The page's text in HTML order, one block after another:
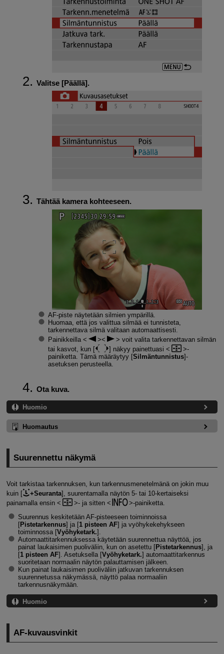
Valitse [Päällä].
Tähtää kamera kohteeseen.
AF-piste näytetään silmien ympärillä.
Huomaa, että jos valittua silmää ei tunnisteta,
tarkennettava silmä valitaan automaattisesti.
Painikkeilla
voit valita tarkennettavan silmän
tai kasvot, kun [
] näkyy painettuasi
-
painiketta. Tämä määräytyy [Silmäntunnistus]-
asetuksen perusteella.
Ota kuva.
Huomio
Huomautus
Suurennettu näkymä
Voit tarkistaa tarkennuksen, kun tarkennusmenetelmänä on jokin muu
kuin [
+Seuranta], suurentamalla näytön 5- tai 10-kertaiseksi
painamalla ensin
- ja sitten
-painiketta.
Suurennus keskitetään AF-pisteeseen toiminnoissa
[Pistetarkennus] ja [1 pisteen AF] ja vyöhykekehykseen
toiminnossa [Vyöhyketark.].
Automaattitarkennuksessa käytetään suurennettua näyttöä, jos
painat laukaisimen puoliväliin, kun on asetettu [Pistetarkennus], ja
[1 pisteen AF]. Asetuksella [Vyöhyketark.] automaattitarkennus
suoritetaan normaalin näytön palauttamisen jälkeen.
Kun painat laukaisimen puoliväliin jatkuvan tarkennuksen
suurennetussa näkymässä, näyttö palaa normaaliin
tarkennusnäkymään.
Huomio
AF-kuvausvinkit